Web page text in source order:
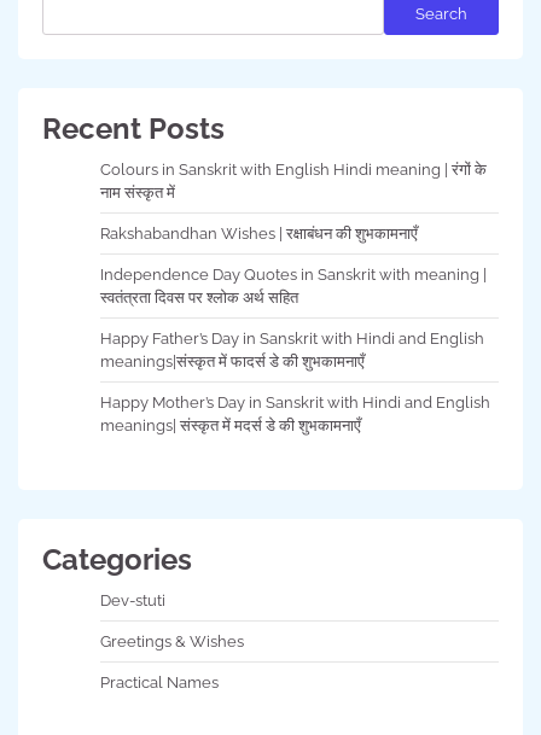
Search
Recent Posts
Colours in Sanskrit with English Hindi meaning | रंगों के
नाम संस्कृत में
Rakshabandhan Wishes | रक्षाबंधन की शुभकामनाएँ
Independence Day Quotes in Sanskrit with meaning |
स्वतंत्रता दिवस पर श्लोक अर्थ सहित
Happy Father’s Day in Sanskrit with Hindi and English
meanings|संस्कृत में फादर्स डे की शुभकामनाएँ
Happy Mother’s Day in Sanskrit with Hindi and English
meanings| संस्कृत में मदर्स डे की शुभकामनाएँ
Categories
Dev-stuti
Greetings & Wishes
Practical Names